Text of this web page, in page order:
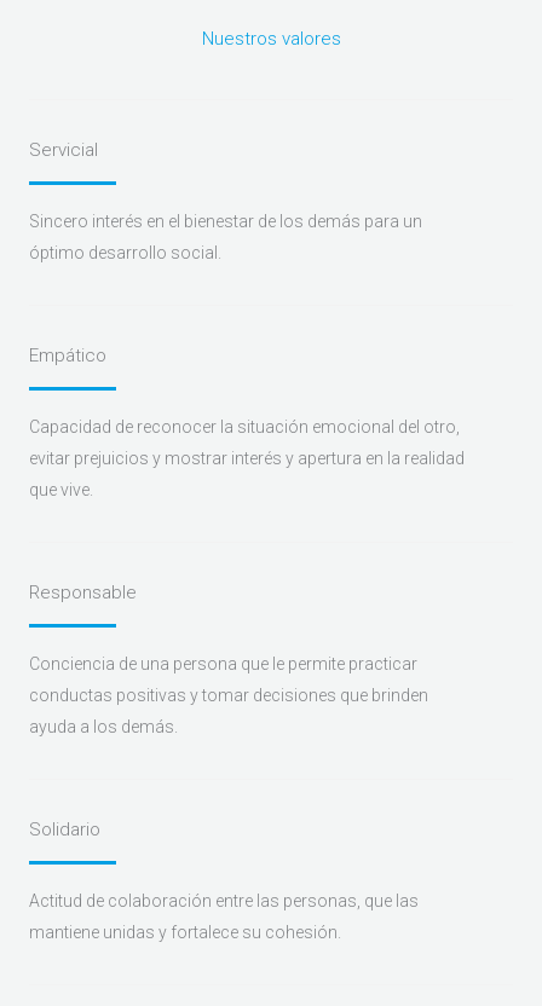
Nuestros valores
Servicial
Sincero interés en el bienestar de los demás para un
óptimo desarrollo social.
Empático
Capacidad de reconocer la situación emocional del otro,
evitar prejuicios y mostrar interés y apertura en la realidad
que vive.
Responsable
Conciencia de una persona que le permite practicar
conductas positivas y tomar decisiones que brinden
ayuda a los demás.
Solidario
Actitud de colaboración entre las personas, que las
mantiene unidas y fortalece su cohesión.